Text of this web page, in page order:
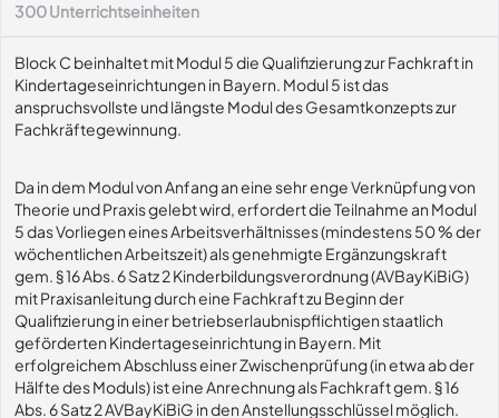
300Unterrichtseinheiten
Block C beinhaltet mit Modul 5 die Qualifizierung zur Fachkraft in
Kindertageseinrichtungen in Bayern. Modul 5 ist das
anspruchsvollste und längste Modul des Gesamtkonzepts zur
Fachkräftegewinnung.
Da in dem Modul von Anfang an eine sehr enge Verknüpfung von
Theorie und Praxis gelebt wird, erfordert die Teilnahme an Modul
5 das Vorliegen eines Arbeitsverhältnisses (mindestens 50 % der
wöchentlichen Arbeitszeit) als genehmigte Ergänzungskraft
gem. § 16 Abs. 6 Satz 2 Kinderbildungsverordnung (AVBayKiBiG)
mit Praxisanleitung durch eine Fachkraft zu Beginn der
Qualifizierung in einer betriebserlaubnispflichtigen staatlich
geförderten Kindertageseinrichtung in Bayern. Mit
erfolgreichem Abschluss einer Zwischenprüfung (in etwa ab der
Hälfte des Moduls) ist eine Anrechnung als Fachkraft gem. § 16
Abs. 6 Satz 2 AVBayKiBiG in den Anstellungsschlüssel möglich.